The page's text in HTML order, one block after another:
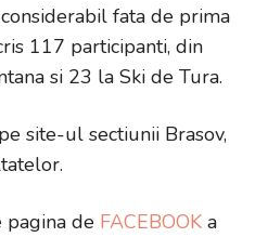
fata de prima
117 participanti, din
si 23 la Ski de Tura.
site-ul sectiunii Brasov,
pagina de FACEBOOK a